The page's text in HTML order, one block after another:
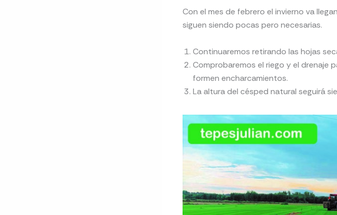
Con el mes de febrero el invierno va
siguen siendo pocas pero necesarias.
Continuaremos retirando las hojas
Comprobaremos el riego y el drenaje
formen encharcamientos.
La altura del césped natural seguirá